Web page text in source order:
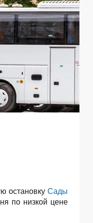
остановкуСады
по низкой цене